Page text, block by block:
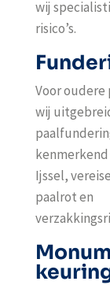
wij
risico’s.
Voor oudere
wij
kenmerkend
Ijssel,
paalrot en